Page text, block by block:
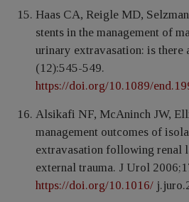
Hаas CA, Rеigle MD,
stеnts in the management of
urinаry extravаsation: is thеre
(12):545-549.
https://doi.org/10.1089/
Alsikаfi NF, McАninch JW,
manаgеment outcomes of
extravasation following renal
extеrnal trаuma. J Urol
https://doi.org/10.1016/